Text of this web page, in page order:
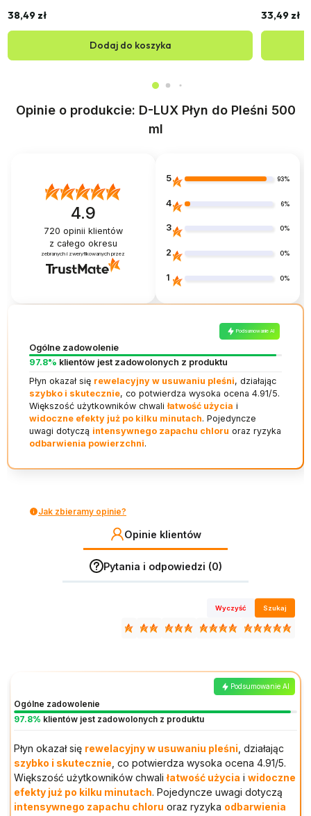
38,49 zł
Dodaj do koszyka
33,49 zł
Opinie o produkcie: D-LUX Płyn do Pleśni 500
ml
4.9
720 opinii klientów
z całego okresu
zebranych i zweryfikowanych przez
5 93%
4 6%
3 0%
2 0%
1 0%
Podsumowanie AI
Ogólne zadowolenie
97.8% klientów jest zadowolonych z produktu
Płyn okazał się rewelacyjny w usuwaniu pleśni, działając
szybko i skutecznie, co potwierdza wysoka ocena 4.91/5.
Większość użytkowników chwaliłatwość użycia i
widoczne efekty już po kilku minutach. Pojedyncze
uwagi dotyczą intensywnego zapachu chloru oraz ryzyka
odbarwienia powierzchni.
Jak zbieramy opinie?
Opinie klientów
Pytania i odpowiedzi (0)
Wyczyść Szukaj
Podsumowanie AI
Ogólne zadowolenie
97.8% klientów jest zadowolonych z produktu
Płyn okazał się rewelacyjny w usuwaniu pleśni , działając
szybko i skutecznie , co potwierdza wysoka ocena 4.91/5.
Większość użytkowników chwaliłatwość użycia i widoczne
efekty już po kilku minutach. Pojedyncze uwagi dotyczą
intensywnego zapachu chloru oraz ryzyka odbarwienia